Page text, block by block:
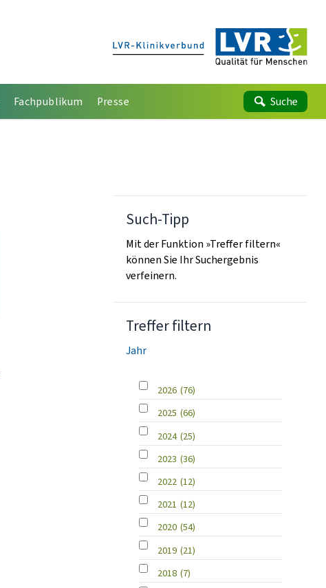
Fachpublikum Presse Suche
Such-Tipp
Mit der Funktion »Treffer filtern«
können Sie Ihr Suchergebnis
verfeinern.
Treffer filtern
Jahr
2026 (76)
2025 (66)
2024 (25)
2023 (36)
2022 (12)
2021 (12)
2020 (54)
2019 (21)
2018 (7)